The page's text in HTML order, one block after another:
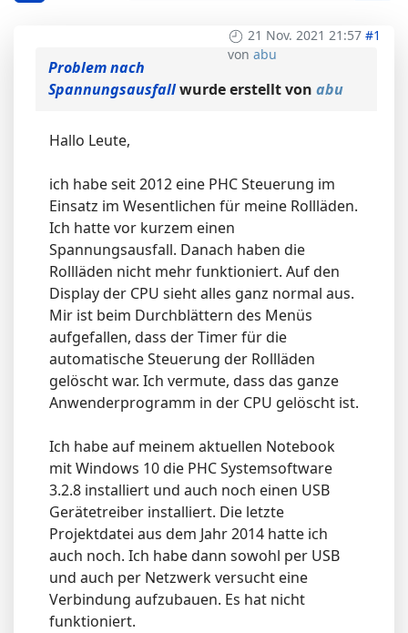
21 Nov. 2021 21:57 #1
von abu
Problem nach
Spannungsausfallwurde erstellt von abu
Hallo Leute,
ich habe seit 2012 eine PHC Steuerung im
Einsatz im Wesentlichen für meine Rollläden.
Ich hatte vor kurzem einen
Spannungsausfall. Danach haben die
Rollläden nicht mehr funktioniert. Auf den
Display der CPU sieht alles ganz normal aus.
Mir ist beim Durchblättern des Menüs
aufgefallen, dass der Timer für die
automatische Steuerung der Rollläden
gelöscht war. Ich vermute, dass das ganze
Anwenderprogramm in der CPU gelöscht ist.
Ich habe auf meinem aktuellen Notebook
mit Windows 10 die PHC Systemsoftware
3.2.8 installiert und auch noch einen USB
Gerätetreiber installiert. Die letzte
Projektdatei aus dem Jahr 2014 hatte ich
auch noch. Ich habe dann sowohl per USB
und auch per Netzwerk versucht eine
Verbindung aufzubauen. Es hat nicht
funktioniert.